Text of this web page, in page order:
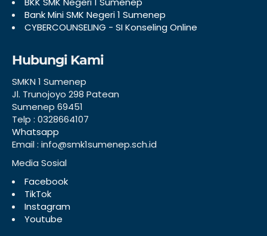
Bank Mini SMK Negeri 1 Sumenep
CYBERCOUNSELING - SI Konseling Online
Hubungi Kami
SMKN 1 Sumenep
Jl. Trunojoyo 298 Patean
Sumenep 69451
Telp : 0328664107
Whatsapp
Email : info@smk1sumenep.sch.id
Media Sosial
Facebook
TikTok
Instagram
Youtube